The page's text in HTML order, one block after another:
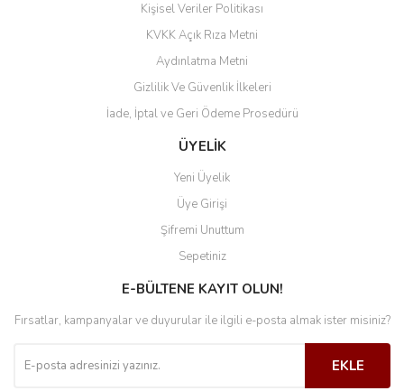
Kişisel Veriler Politikası
KVKK Açık Rıza Metni
Aydınlatma Metni
Gizlilik Ve Güvenlik İlkeleri
İade, İptal ve Geri Ödeme Prosedürü
ÜYELİK
Yeni Üyelik
Üye Girişi
Şifremi Unuttum
Sepetiniz
E-BÜLTENE KAYIT OLUN!
Fırsatlar, kampanyalar ve duyurular ile ilgili e-posta almak ister misiniz?
EKLE